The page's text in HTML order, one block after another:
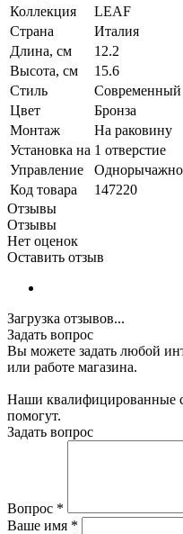
Коллекция
LEAF
Страна
Италия
Длина, см
12.2
Высота, см
15.6
Стиль
Современный
Цвет
Бронза
Монтаж
На раковину
Установка на 1 отверстие
Управление
Код товара
147220
Отзывы
Отзывы
Нет оценок
Оставить отзыв
Загрузка отзывов...
Задать вопрос
Вы можете задать любой
или работе магазина.
Наши квалифицированные
помогут.
Задать вопрос
Вопрос *
Ваше имя *